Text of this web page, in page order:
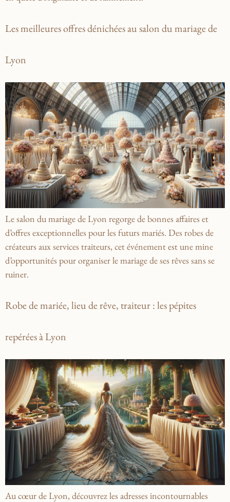
Les meilleures offres dénichées au salon du mariage de
Lyon
Le salon du mariage de Lyon regorge de bonnes affaires et
d’offres exceptionnelles pour les futurs mariés. Des robes de
créateurs aux services traiteurs, cet événement est une mine
d’opportunités pour organiser le mariage de ses rêves sans se
ruiner.
Robe de mariée, lieu de rêve, traiteur : les pépites
repérées à Lyon
Au cœur de Lyon, découvrez les adresses incontournables